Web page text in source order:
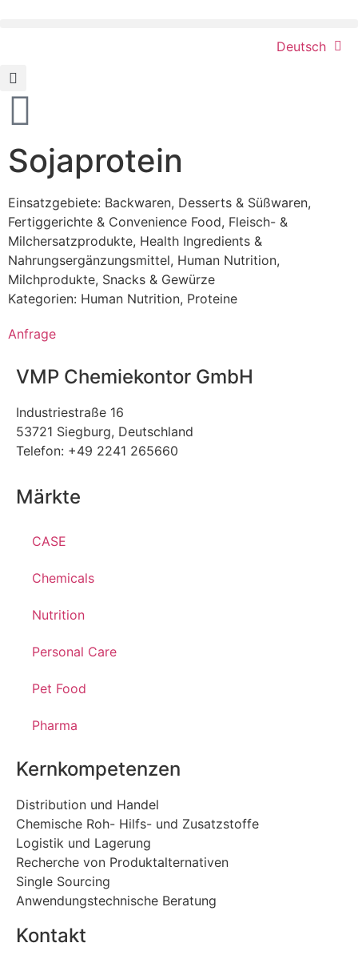
Deutsch
Sojaprotein
Einsatzgebiete: Backwaren, Desserts & Süßwaren,
Fertiggerichte & Convenience Food, Fleisch- &
Milchersatzprodukte, Health Ingredients &
Nahrungsergänzungsmittel, Human Nutrition,
Milchprodukte, Snacks & Gewürze
Kategorien: Human Nutrition, Proteine
Anfrage
VMP Chemiekontor GmbH
Industriestraße 16
53721 Siegburg, Deutschland
Telefon: +49 2241 265660
Märkte
CASE
Chemicals
Nutrition
Personal Care
Pet Food
Pharma
Kernkompetenzen
Distribution und Handel
Chemische Roh- Hilfs- und Zusatzstoffe
Logistik und Lagerung
Recherche von Produktalternativen
Single Sourcing
Anwendungstechnische Beratung
Kontakt